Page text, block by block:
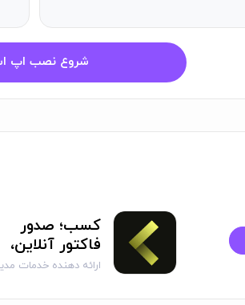
شروع نصب اپ
کسب؛ صدور
فاکتور آنلاین،
انبار، فروش
ارائه دهنده خدمات